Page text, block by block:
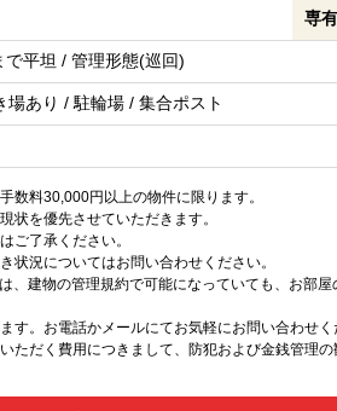
専
で平坦 / 管理形態(巡回)
場あり / 駐輪場 / 集合ポスト
数料30,000円以上の物件に限ります。
状を優先させていただきます。
ご了承ください。
況についてはお問い合わせください。
、建物の管理規約で可能になっていても、お部
。お電話かメールにてお気軽にお問い合わせく
ただく費用につきまして、防犯および金銭管理